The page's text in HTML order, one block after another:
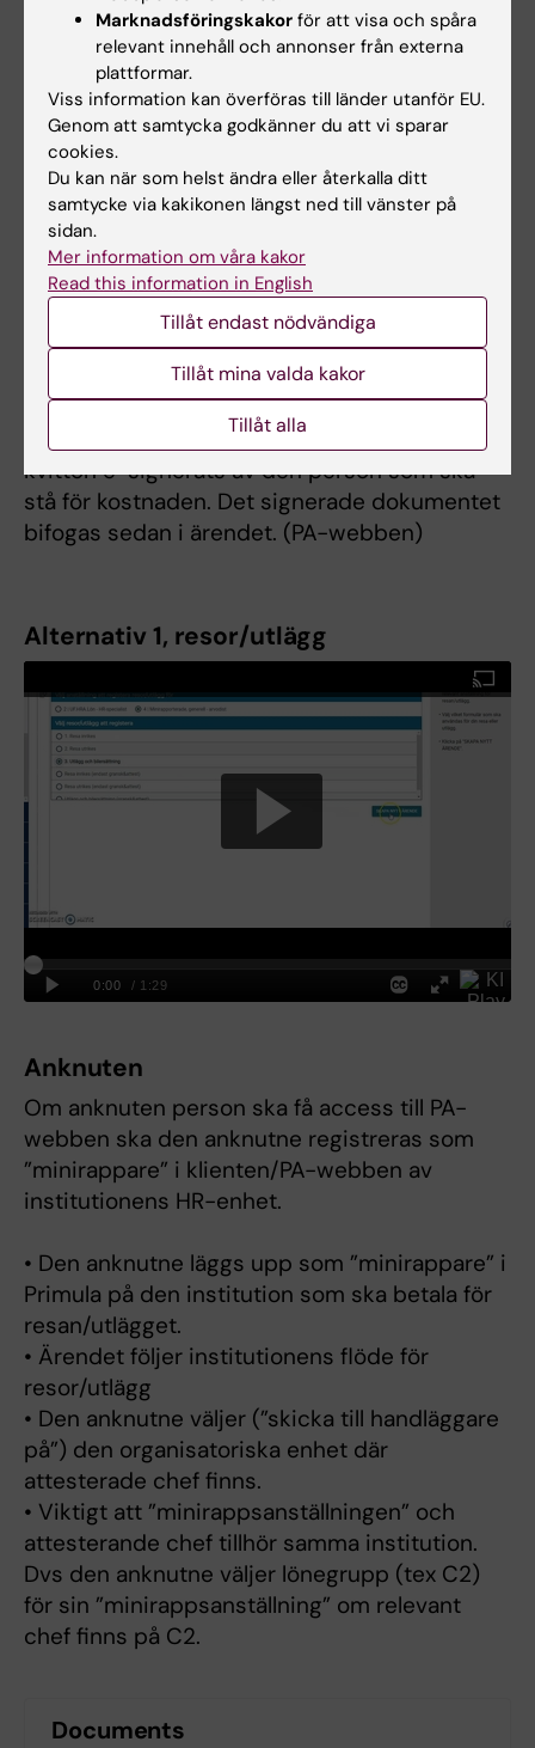
institution som ska betala för resan/utlägget
(tex S1)
• Den anställde väljer sedan anställningen vid
S1 i PA-webben.
• Ärendet följer då S1:s flöde för resor/utlägg
• Viktigt att välja den organistiska enhet på S1
under ”Välj annan mottagare om det normala
flödet ska frångås” (chef som ska attestera
kostnaden) i PA-webben.
Använder flödet för resor/utlägg på
institutionen där anställningen finns. (tex
anställd på (C1) ”Fel” chef kommer då få
attestera ärendet varför det är viktigt att
kvitton e-signerats av den person som ska
stå för kostnaden. Det signerade dokumentet
bifogas sedan i ärendet. (PA-webben)
Alternativ 1, resor/utlägg
Anknuten
Om anknuten person ska få access till PA-
webben ska den anknutne registreras som
”minirappare” i klienten/PA-webben av
institutionens HR-enhet.
• Den anknutne läggs upp som ”minirappare” i
Primula på den institution som ska betala för
resan/utlägget.
• Ärendet följer institutionens flöde för
resor/utlägg
• Den anknutne väljer (”skicka till handläggare
på”) den organisatoriska enhet där
attesterade chef finns.
• Viktigt att ”minirappsanställningen” och
attesterande chef tillhör samma institution.
Dvs den anknutne väljer lönegrupp (tex C2)
för sin ”minirappsanställning” om relevant
chef finns på C2.
Documents
Marknadsföringskakor för att visa och spåra
relevant innehåll och annonser från externa
plattformar.
Viss information kan överföras till länder utanför EU.
Genom att samtycka godkänner du att vi sparar
cookies.
Du kan när som helst ändra eller återkalla ditt
samtycke via kakikonen längst ned till vänster på
sidan.
Mer information om våra kakor
Read this information in English
Tillåt endast nödvändiga
Tillåt mina valda kakor
Tillåt alla